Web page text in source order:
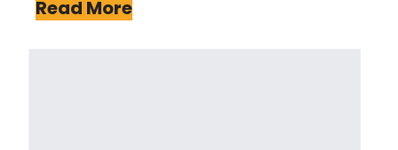
Read More